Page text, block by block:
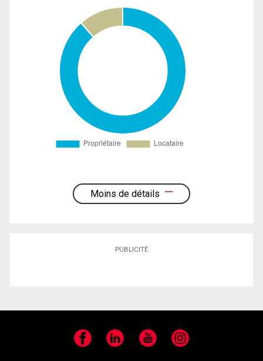
Moins de détails
PUBLICITÉ
Facebook LinkedIn YouTube Instagram